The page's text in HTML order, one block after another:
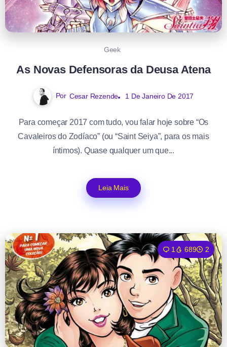
Geek
As Novas Defensoras da Deusa Atena
Por Cesar Rezende 1 De Janeiro De 2017
Para começar 2017 com tudo, vou falar hoje sobre “Os
Cavaleiros do Zodíaco” (ou “Saint Seiya”, para os mais
íntimos). Quase qualquer um que...
Leia Mais
1 689 2